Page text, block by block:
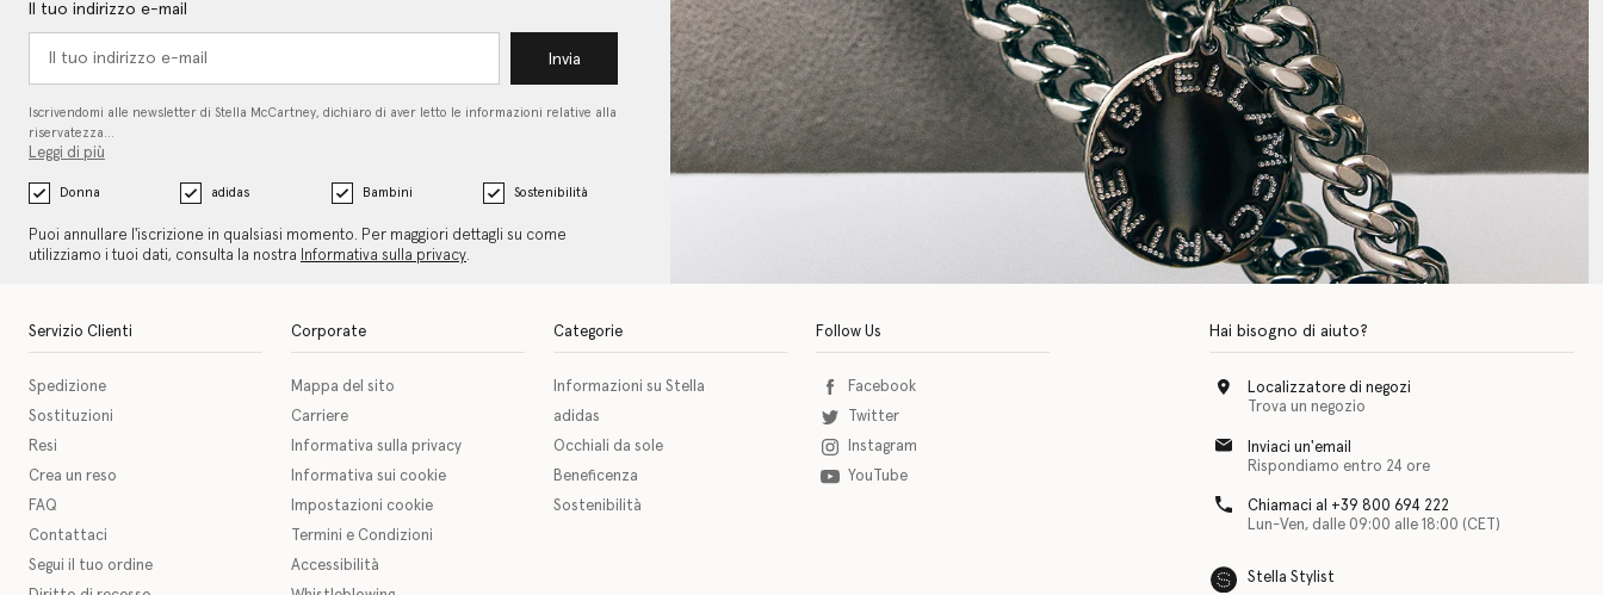
Il tuo indirizzo e-mail
Invia
Iscrivendomi alle newsletter di Stella McCartney, dichiaro di aver letto le informazioni relative alla
riservatezza…
Leggi di più
Donna adidas Bambini Sostenibilità
Puoi annullare l'iscrizione in qualsiasi momento. Per maggiori dettagli su come
utilizziamo i tuoi dati, consulta la nostra
Informativa sulla privacy.
Servizio Clienti
Spedizione
Sostituzioni
Resi
Crea un reso
FAQ
Contattaci
Segui il tuo ordine
Corporate
Mappa del sito
Carriere
Informativa sulla privacy
Informativa sui cookie
Impostazioni cookie
Termini e Condizioni
Accessibilità
Categorie
Informazioni su Stella
adidas
Occhiali da sole
Beneficenza
Sostenibilità
Follow Us
Facebook
Twitter
Instagram
YouTube
Hai bisogno di aiuto?
Localizzatore di negozi
Trova un negozio
Inviaci un'email
Rispondiamo entro 24 ore
Chiamaci al +39 800 694 222
Lun-Ven, dalle 09:00 alle 18:00 (CET)
Stella Stylist